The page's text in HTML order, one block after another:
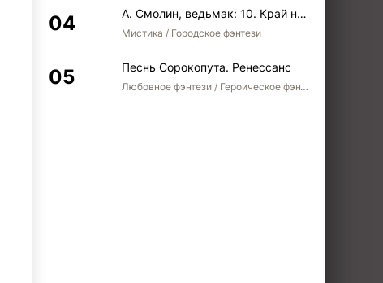
А. Смолин, ведьмак: 10. Край неба
Мистика / Городское фэнтези
Песнь Сорокопута. Ренессанс
Любовное фэнтези / Героическое фэнтези